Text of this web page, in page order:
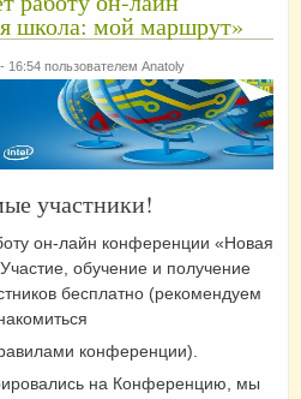
школа: мой маршрут»
16:54 пользователем Anatoly
участники!
он-лайн конференции «Новая
обучение и получение
бесплатно (рекомендуем
конференции).
на Конференцию, мы